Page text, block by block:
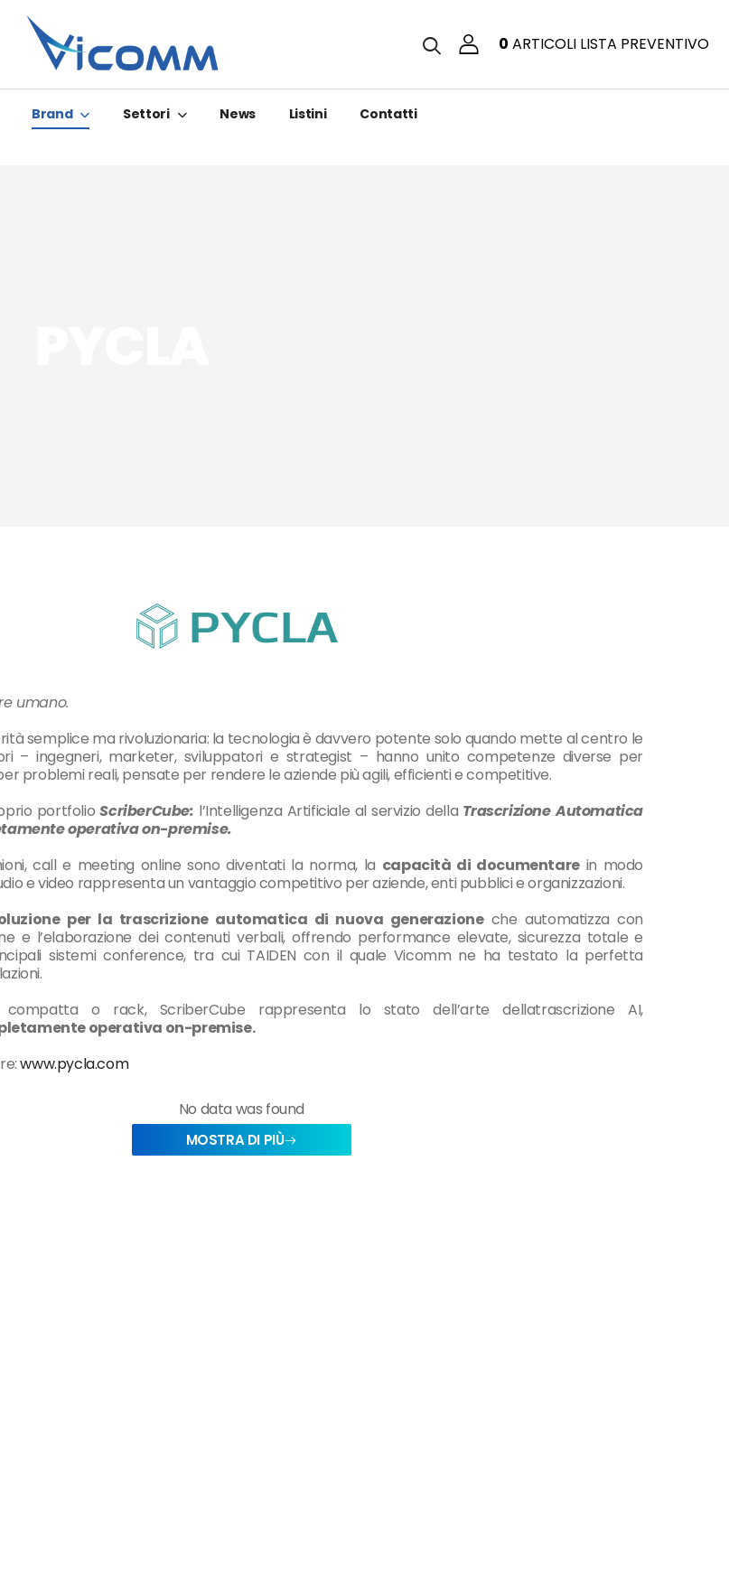
0 ARTICOLI LISTA PREVENTIVO
Brand Settori News Listini Contatti
umano.
semplice ma rivoluzionaria: la tecnologia è davvero potente solo quando mette al centro le
– ingegneri, marketer, sviluppatori e strategist – hanno unito competenze diverse per
problemi reali, pensate per rendere le aziende più agili, efficienti e competitive.
portfolioScriberCube: l’Intelligenza Artificiale al servizio della Trascrizione Automatica
operativaon-premise.
call e meeting online sono diventati la norma, la capacità di documentare in modo
evideo rappresentaun vantaggiocompetitivo peraziende,enti pubblicieorganizzazioni.
per la trascrizione automatica di nuova generazione che automatizza con
e l’elaborazione dei contenuti verbali, offrendo performance elevate, sicurezza totale e
sistemi conference, tra cui TAIDEN con il quale Vicomm ne ha testato la perfetta
compatta o rack, ScriberCube rappresenta lo stato dell’arte dellatrascrizione
AI,
operativa on-premise.
www.pycla.com
No data was found
MOSTRA DI PIÙ